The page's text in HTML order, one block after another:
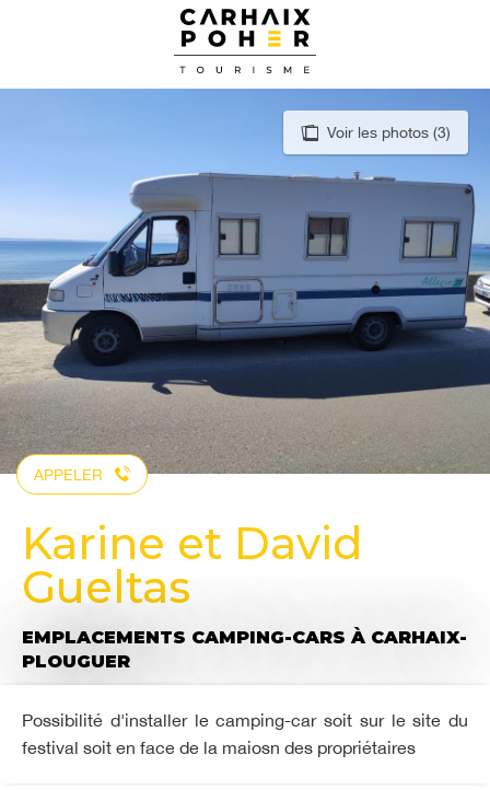
principal
Voir les photos (3)
APPELER
Karine et David
Gueltas
EMPLACEMENTS CAMPING-CARS À CARHAIX-
PLOUGUER
Possibilité d'installer le camping-car soit sur le site du
festival soit en face de la maiosn des propriétaires